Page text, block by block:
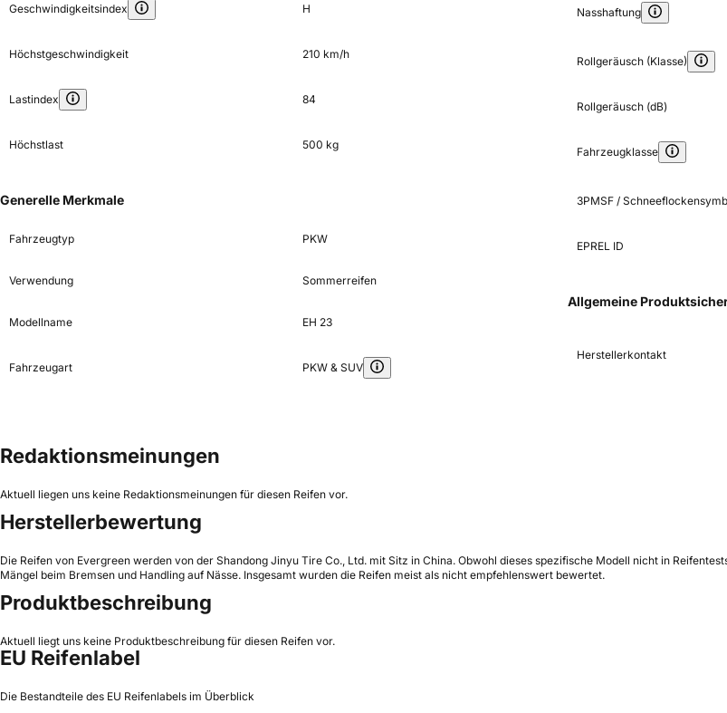
Geschwindigkeitsindex H
Höchstgeschwindigkeit 210 km/h
Lastindex 84
Höchstlast 500 kg
Generelle Merkmale
Fahrzeugtyp PKW
Verwendung Sommerreifen
Modellname EH 23
Fahrzeugart PKW & SUV
Nasshaftung
Rollgeräusch (Klasse)
Rollgeräusch (dB)
Fahrzeugklasse
3PMSF /
EPREL ID
Allgemeine
Herstellerkontakt
Redaktionsmeinungen
Aktuell liegen uns keine Redaktionsmeinungen für diesen Reifen vor.
Herstellerbewertung
Die Reifen von Evergreen werden von der Shandong Jinyu Tire Co., Ltd. mit Sitz in China. Obwohl dieses spezifische Modell nicht in
Mängel beim Bremsen und Handling auf Nässe. Insgesamt wurden die Reifen meist als nicht empfehlenswert bewertet.
Produktbeschreibung
Aktuell liegt uns keine Produktbeschreibung für diesen Reifen vor.
EU Reifenlabel
Die Bestandteile des EU Reifenlabels im Überblick